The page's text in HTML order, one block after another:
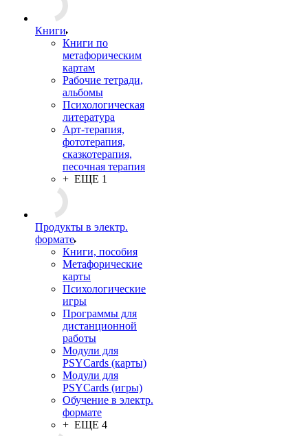
Универсальные
Специализированные
игры
+ ЕЩЕ 10
Метафорические открытки
Книги
Книги по
метафорическим
картам
Рабочие тетради,
альбомы
Психологическая
литература
Арт-терапия,
фототерапия,
сказкотерапия,
песочная терапия
+ ЕЩЕ 1
Продукты в электр.
формате
Книги, пособия
Метафорические
карты